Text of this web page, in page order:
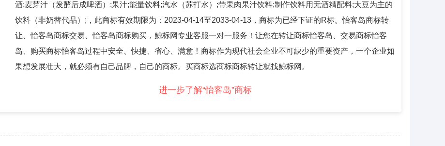
酒;麦芽汁（发酵后成啤酒）;果汁;能量饮料;汽水（苏打水）;带果肉果汁饮料;制作饮料用无酒精配料;大豆为主的
饮料（非奶替代品）;，此商标有效期限为：2023-04-14至2033-04-13，商标为已经下证的R标。怡客岛商标转
让、怡客岛商标交易、怡客岛商标购买，鲸标网专业客服一对一服务！让您在转让商标怡客岛、交易商标怡客
岛、购买商标怡客岛过程中安全、快捷、省心、满意！商标作为现代社会企业不可缺少的重要资产，一个企业如
果想发展壮大，就必须有自己品牌，自己的商标。买商标选商标商标转让就找鲸标网。
进一步了解“怡客岛”商标